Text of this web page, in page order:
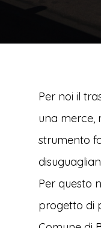
Per noi il
una merce,
strumento
Per questo
progetto di